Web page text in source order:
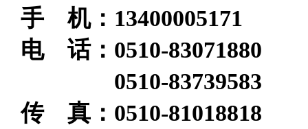
手 机：13400005171
电 话： 0510-83071880
0510-83739583
传 真：0510-81018818